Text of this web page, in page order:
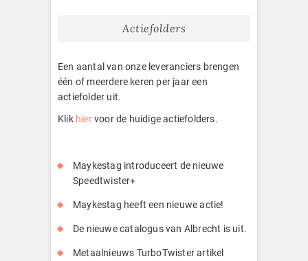
Actiefolders
Een aantal van onze leveranciers brengen
één of meerdere keren per jaar een
actiefolder uit.
Klik hiervoor de huidige actiefolders.
Maykestag introduceert de nieuwe
Speedtwister+
Maykestag heeft een nieuwe actie!
De nieuwe catalogus van Albrecht is uit.
Metaalnieuws TurboTwister artikel